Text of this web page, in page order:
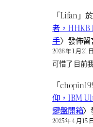
「Lifan 」
者，HHKB
手〉發佈留
2026 年 1 月 21 日
可惜了 目前
「
仰，IBM
鍵盤開箱〉
2025 年 4 月 15